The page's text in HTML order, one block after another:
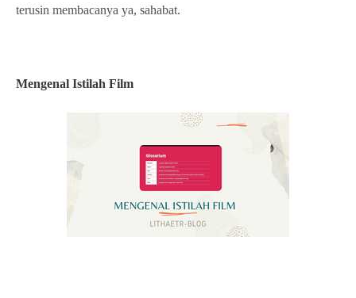
terusin membacanya ya, sahabat.
Mengenal Istilah Film